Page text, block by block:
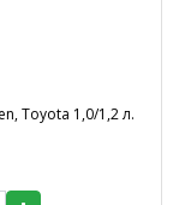
Toyota 1,0/1,2 л.